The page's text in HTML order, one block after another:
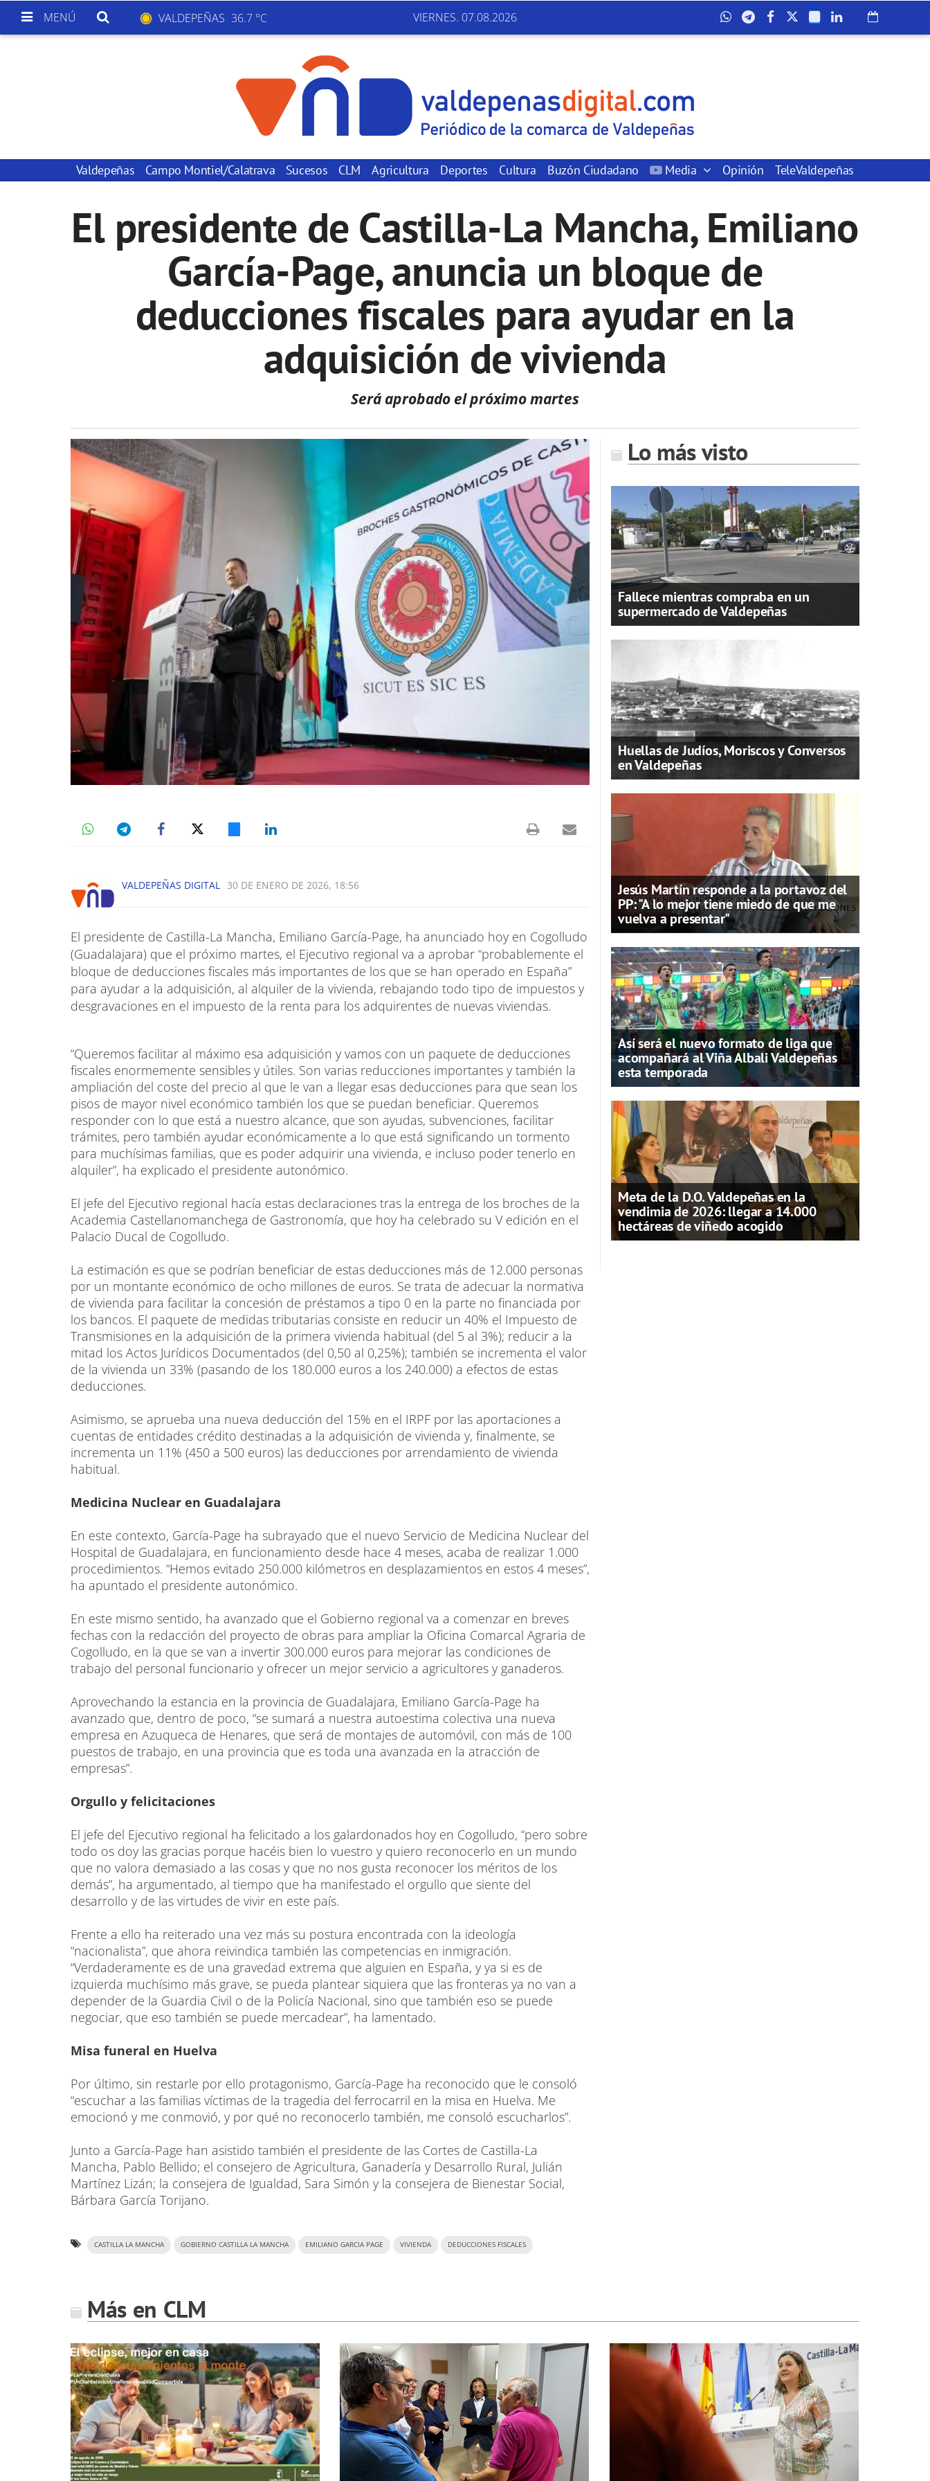
MENÚ VALDEPEÑAS 36.7 °C VIERNES. 07.08.2026
Valdepeñas Campo Montiel/Calatrava Sucesos CLM Agricultura Deportes Cultura Buzón Ciudadano Media Opinión TeleValdepeñas
El presidente de Castilla-La Mancha, Emiliano
García-Page, anuncia un bloque de
deducciones fiscales para ayudar en la
adquisición de vivienda
Será aprobado el próximo martes
VALDEPEÑAS DIGITAL 30 DE ENERO DE 2026, 18:56
El presidente de Castilla-La Mancha, Emiliano García-Page, ha anunciado hoy en Cogolludo
(Guadalajara) que el próximo martes, el Ejecutivo regional va a aprobar “probablemente el
bloque de deducciones fiscales más importantes de los que se han operado en España”
para ayudar a la adquisición, al alquiler de la vivienda, rebajando todo tipo de impuestos y
desgravaciones en el impuesto de la renta para los adquirentes de nuevas viviendas.
“Queremos facilitar al máximo esa adquisición y vamos con un paquete de deducciones
fiscales enormemente sensibles y útiles. Son varias reducciones importantes y también la
ampliación del coste del precio al que le van a llegar esas deducciones para que sean los
pisos de mayor nivel económico también los que se puedan beneficiar. Queremos
responder con lo que está a nuestro alcance, que son ayudas, subvenciones, facilitar
trámites, pero también ayudar económicamente a lo que está significando un tormento
para muchísimas familias, que es poder adquirir una vivienda, e incluso poder tenerlo en
alquiler”, ha explicado el presidente autonómico.
El jefe del Ejecutivo regional hacía estas declaraciones tras la entrega de los broches de la
Academia Castellanomanchega de Gastronomía, que hoy ha celebrado su V edición en el
Palacio Ducal de Cogolludo.
La estimación es que se podrían beneficiar de estas deducciones más de 12.000 personas
por un montante económico de ocho millones de euros. Se trata de adecuar la normativa
de vivienda para facilitar la concesión de préstamos a tipo 0 en la parte no financiada por
los bancos. El paquete de medidas tributarias consiste en reducir un 40% el Impuesto de
Transmisiones en la adquisición de la primera vivienda habitual (del 5 al 3%); reducir a la
mitad los Actos Jurídicos Documentados (del 0,50 al 0,25%); también se incrementa el valor
de la vivienda un 33% (pasando de los 180.000 euros a los 240.000) a efectos de estas
deducciones.
Asimismo, se aprueba una nueva deducción del 15% en el IRPF por las aportaciones a
cuentas de entidades crédito destinadas a la adquisición de vivienda y, finalmente, se
incrementa un 11% (450 a 500 euros) las deducciones por arrendamiento de vivienda
habitual.
Medicina Nuclear en Guadalajara
En este contexto, García-Page ha subrayado que el nuevo Servicio de Medicina Nuclear del
Hospital de Guadalajara, en funcionamiento desde hace 4 meses, acaba de realizar 1.000
procedimientos. “Hemos evitado 250.000 kilómetros en desplazamientos en estos 4 meses”,
ha apuntado el presidente autonómico.
En este mismo sentido, ha avanzado que el Gobierno regional va a comenzar en breves
fechas con la redacción del proyecto de obras para ampliar la Oficina Comarcal Agraria de
Cogolludo, en la que se van a invertir 300.000 euros para mejorar las condiciones de
trabajo del personal funcionario y ofrecer un mejor servicio a agricultores y ganaderos.
Aprovechando la estancia en la provincia de Guadalajara, Emiliano García-Page ha
avanzado que, dentro de poco, “se sumará a nuestra autoestima colectiva una nueva
empresa en Azuqueca de Henares, que será de montajes de automóvil, con más de 100
puestos de trabajo, en una provincia que es toda una avanzada en la atracción de
empresas”.
Orgullo y felicitaciones
El jefe del Ejecutivo regional ha felicitado a los galardonados hoy en Cogolludo, “pero sobre
todo os doy las gracias porque hacéis bien lo vuestro y quiero reconocerlo en un mundo
que no valora demasiado a las cosas y que no nos gusta reconocer los méritos de los
demás”, ha argumentado, al tiempo que ha manifestado el orgullo que siente del
desarrollo y de las virtudes de vivir en este país.
Frente a ello ha reiterado una vez más su postura encontrada con la ideología
“nacionalista”, que ahora reivindica también las competencias en inmigración.
“Verdaderamente es de una gravedad extrema que alguien en España, y ya si es de
izquierda muchísimo más grave, se pueda plantear siquiera que las fronteras ya no van a
depender de la Guardia Civil o de la Policía Nacional, sino que también eso se puede
negociar, que eso también se puede mercadear”, ha lamentado.
Misa funeral en Huelva
Por último, sin restarle por ello protagonismo, García-Page ha reconocido que le consoló
“escuchar a las familias víctimas de la tragedia del ferrocarril en la misa en Huelva. Me
emocionó y me conmovió, y por qué no reconocerlo también, me consoló escucharlos”.
Junto a García-Page han asistido también el presidente de las Cortes de Castilla-La
Mancha, Pablo Bellido; el consejero de Agricultura, Ganadería y Desarrollo Rural, Julián
Martínez Lizán; la consejera de Igualdad, Sara Simón y la consejera de Bienestar Social,
Bárbara García Torijano.
CASTILLA LA MANCHA GOBIERNO CASTILLA LA MANCHA EMILIANO GARCIA PAGE VIVIENDA DEDUCCIONES FISCALES
Lo más visto
Fallece mientras compraba en un
supermercado de Valdepeñas
Huellas de Judíos, Moriscos y Conversos
en Valdepeñas
Jesús Martín responde a la portavoz del
PP: "A lo mejor tiene miedo de que me
vuelva a presentar"
Así será el nuevo formato de liga que
acompañará al Viña Albali Valdepeñas
esta temporada
Meta de la D.O. Valdepeñas en la
vendimia de 2026: llegar a 14.000
hectáreas de viñedo acogido
Más en CLM